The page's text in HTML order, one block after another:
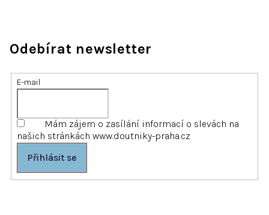
Odebírat newsletter
E-mail
Mám zájem o zasílání informací o slevách na
našich stránkách www.doutniky-praha.cz
Přihlásit se